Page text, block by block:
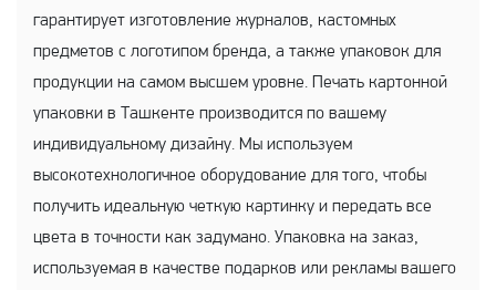
гарантирует изготовление журналов, кастомных
предметов с логотипом бренда, а также упаковок для
продукции на самом высшем уровне. Печать картонной
упаковки в Ташкенте производится по вашему
индивидуальному дизайну. Мы используем
высокотехнологичное оборудование для того, чтобы
получить идеальную четкую картинку и передать все
цвета в точности как задумано. Упаковка на заказ,
используемая в качестве подарков или рекламы вашего